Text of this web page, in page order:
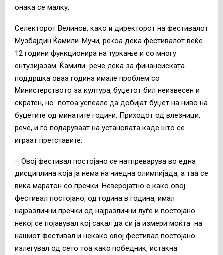
онака се малку.
Селекторот Велинов, како и директорот на фестивалот
Музбајдин Ќамили-Мучи, рекоа дека фестивалот веќе
12 години функционира на туркање и со многу
ентузијазам. Ќамили рече дека за финансиската
поддршка оваа година имале проблем со
Министерството за култура, буџетот бил неизвесен и
скратен, но потоа успеале да добијат буџет на ниво на
буџетите од минатите години. Приходот од влезници,
рече, и го подаруваат на установата каде што се
играат претставите.
– Овој фестивал постојано се натпреварува во една
дисциплина која ја нема на ниедна олимпијада, а таа се
вика маратон со пречки. Неверојатно е како овој
фестивал постојано, од година в година, имал
најразлични пречки од најразлични луѓе и постојано
некој се појавувал кој сакал да си ја измери моќта на
нашиот фестивал и некако овој фестивал постојано
излегувал од сето тоа како победник, истакна